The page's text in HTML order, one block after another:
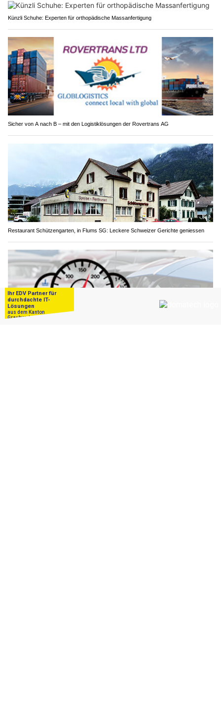
Künzli Schuhe: Experten für orthopädische Massanfertigung
Sicher von A nach B – mit den Logistiklösungen der Rovertrans AG
Restaurant Schützengarten, in Flums SG: Leckere Schweizer Gerichte geniessen